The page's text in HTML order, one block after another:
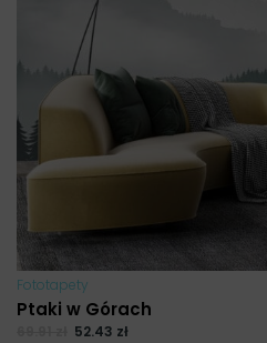
Fototapety
Ptaki w Górach
52.43 zł